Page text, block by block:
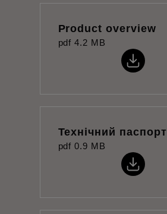
Product overview
pdf 4.2 MB
Технічний паспорт
pdf 0.9 MB